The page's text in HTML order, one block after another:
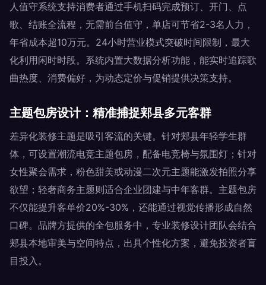
人值守系统支持消费者通过手机扫码完成预订、开门、点
歌、结账全流程，无需前台值守，单店可节省2-3名人力，
年省成本超10万元。24小时营业模式突破时间限制，最大
化利用闲时时段。系统内置大数据分析功能，能实时追踪歌
曲热度、消费偏好，为动态定价与促销提供决策支持。
主题包房设计：精准捕捉郏县多元客群
差异化装修主题是吸引客流的关键。针对郏县年轻学生群
体，可设置潮流电竞主题包房，配备电竞椅与氛围灯；针对
女性聚会需求，粉色甜美或动漫二次元主题能激发拍照分享
欲望；轻奢商务主题则适合企业团建与中年客群。主题包房
不仅能提升客单价20%-30%，还能通过视觉传播形成自然
口碑。品牌方提供的全包服务中，专业装修设计团队会结合
郏县本地审美与空间特点，出具个性化方案，避免投资者盲
目投入。